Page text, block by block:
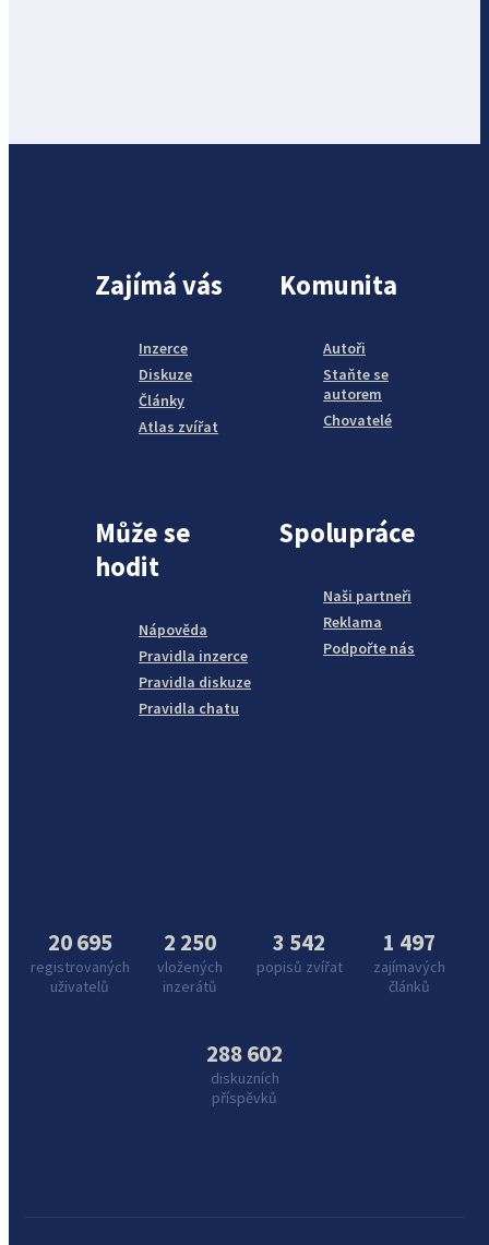
Zajímá vás
Inzerce
Diskuze
Články
Atlas zvířat
Komunita
Autoři
Staňte se
autorem
Chovatelé
Může se
hodit
Nápověda
Pravidla inzerce
Pravidla diskuze
Pravidla chatu
Spolupráce
Naši partneři
Reklama
Podpořte nás
20 695
registrovaných
uživatelů
2 250
vložených
inzerátů
3 542
popisů zvířat
1 497
zajímavých
článků
288 602
diskuzních
příspěvků